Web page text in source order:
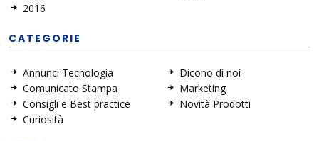
2016
CATEGORIE
Annunci Tecnologia
Comunicato Stampa
Consigli e Best practice
Curiosità
Dicono di noi
Marketing
Novità Prodotti